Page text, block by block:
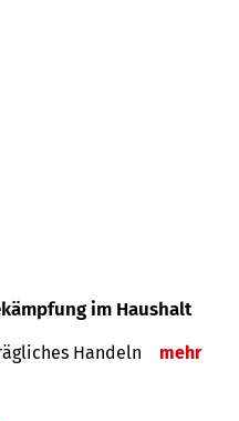
im Haushalt
Han­deln mehr